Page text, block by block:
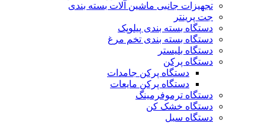
تجهیزات جانبی ماشین آلات بسته بندی
جت پرینتر
دستگاه بسته بندی پیلوپک
دستگاه بسته بندی تخم مرغ
دستگاه بلیستر
دستگاه پرکن
دستگاه پرکن جامدات
دستگاه پرکن مایعات
دستگاه ترموفرمینگ
دستگاه خشک کن
دستگاه سیل